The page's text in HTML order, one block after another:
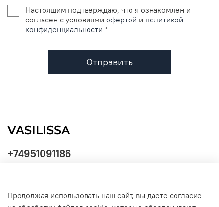
Настоящим подтверждаю, что я ознакомлен и
согласен с условиями офертой и политикой
конфиденциальности *
Отправить
+74951091186
Продолжая использовать наш сайт, вы даете согласие